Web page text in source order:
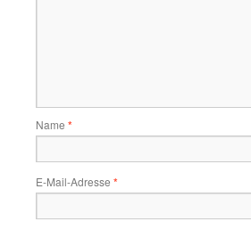
Name *
E-Mail-Adresse *